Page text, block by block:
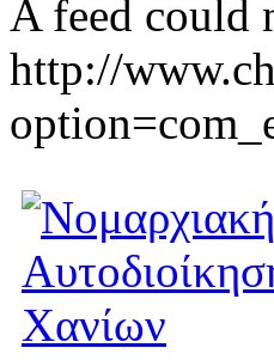
A feed could
http://